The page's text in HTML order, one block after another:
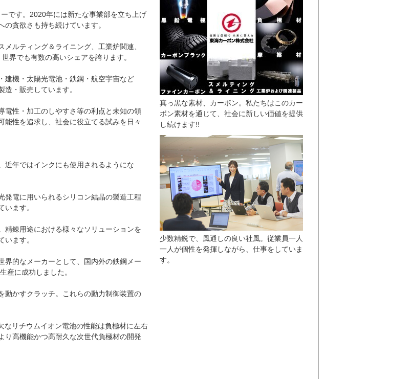
です。2020年には新たな事業部を立ち上げ
貪欲さも持ち続けています。
ルティング＆ライニング、工業炉関連、
界でも有数の高いシェアを誇ります。
建機・太陽光電池・鉄鋼・航空宇宙など
・販売しています。
電性・加工のしやすさ等の利点と未知の領
性を追求し、社会に役立てる試みを日々
近年ではインクにも使用されるようにな
発電に用いられるシリコン結晶の製造工程
ます。
精錬用途における様々なソリューションを
ます。
界的なメーカーとして、国内外の鉄鋼メー
産に成功しました。
動かすクラッチ。これらの動力制御装置の
なリチウムイオン電池の性能は負極材に左右
り高機能かつ高耐久な次世代負極材の開発
真っ黒な素材、カーボン。私たちはこのカー
ボン素材を通じて、社会に新しい価値を提供
し続けます!!
少数精鋭で、風通しの良い社風。従業員一人
一人が個性を発揮しながら、仕事をしていま
す。